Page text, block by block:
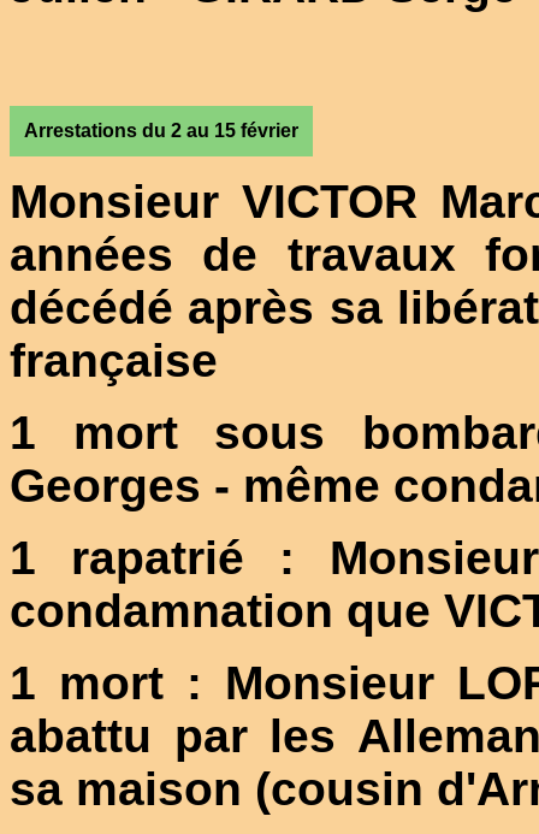
Arrestations du 2 au 15 février
Monsieur VICTOR
années de travaux
décédé après sa
française
1 mort sous
Georges - même
1 rapatrié :
condamnation que
1 mort : Monsieur
abattu par les
sa maison (cousin